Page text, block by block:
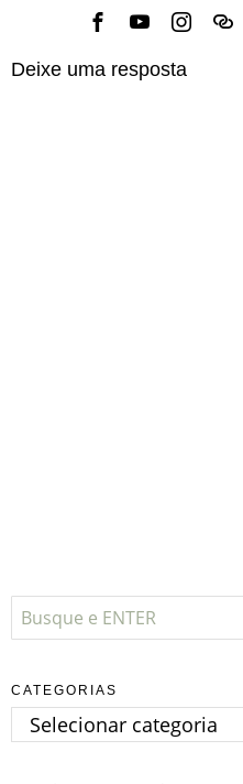
Deixe uma resposta
CATEGORIAS
Categorias